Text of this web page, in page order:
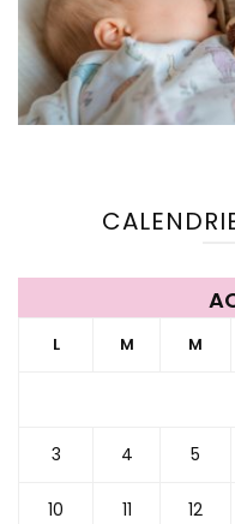
L M M
3 4 5
10 11 12